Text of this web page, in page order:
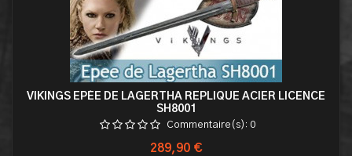
VIKINGS EPÉE DE LAGERTHA REPLIQUE ACIER LICENCE
SH8001
Commentaire(s): 0
Prix
289,90 €